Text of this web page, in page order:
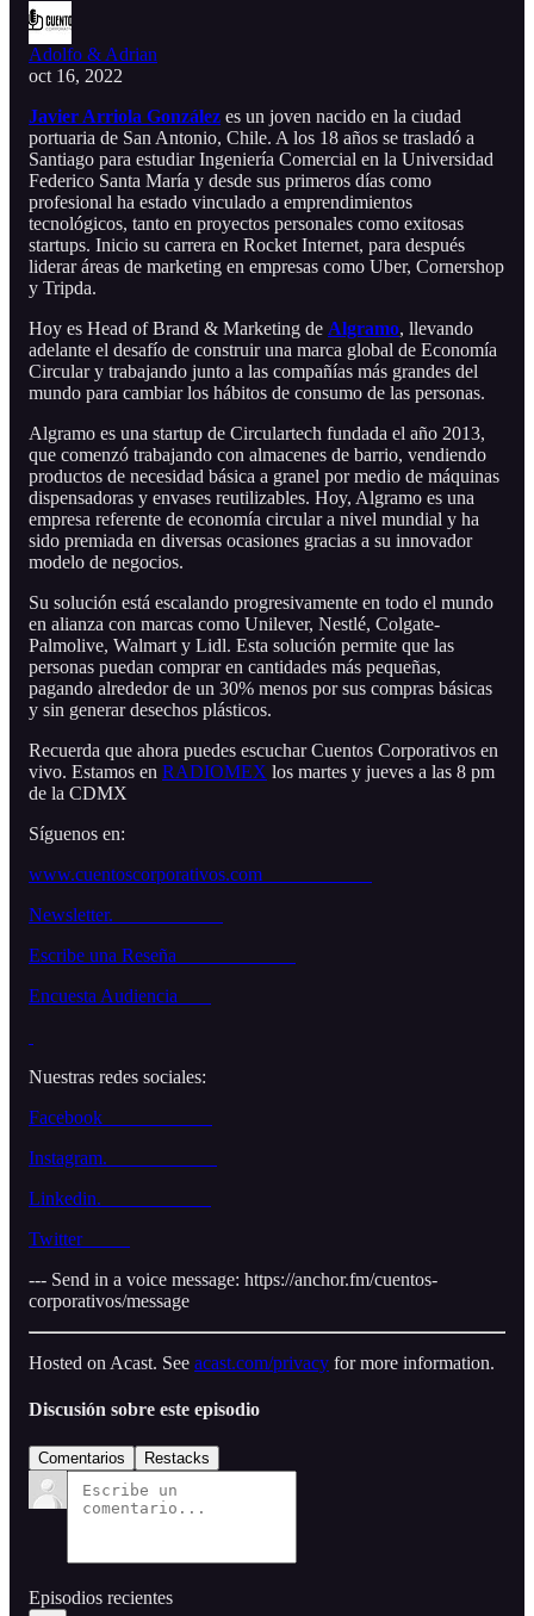
Adolfo & Adrian
oct 16, 2022
Javier Arriola González es un joven nacido en la ciudad
portuaria de San Antonio, Chile. A los 18 años se trasladó a
Santiago para estudiar Ingeniería Comercial en la Universidad
Federico Santa María y desde sus primeros días como
profesional ha estado vinculado a emprendimientos
tecnológicos, tanto en proyectos personales como exitosas
startups. Inicio su carrera en Rocket Internet, para después
liderar áreas de marketing en empresas como Uber, Cornershop
y Tripda.
Hoy es Head of Brand & Marketing de Algramo, llevando
adelante el desafío de construir una marca global de Economía
Circular y trabajando junto a las compañías más grandes del
mundo para cambiar los hábitos de consumo de las personas.
Algramo es una startup de Circulartech fundada el año 2013,
que comenzó trabajando con almacenes de barrio, vendiendo
productos de necesidad básica a granel por medio de máquinas
dispensadoras y envases reutilizables. Hoy, Algramo es una
empresa referente de economía circular a nivel mundial y ha
sido premiada en diversas ocasiones gracias a su innovador
modelo de negocios.
Su solución está escalando progresivamente en todo el mundo
en alianza con marcas como Unilever, Nestlé, Colgate-
Palmolive, Walmart y Lidl. Esta solución permite que las
personas puedan comprar en cantidades más pequeñas,
pagando alrededor de un 30% menos por sus compras básicas
y sin generar desechos plásticos.
Recuerda que ahora puedes escuchar Cuentos Corporativos en
vivo. Estamos en RADIOMEX los martes y jueves a las 8 pm
de la CDMX
Síguenos en:
www.cuentoscorporativos.com
Newsletter.
Escribe una Reseña
Encuesta Audiencia
Nuestras redes sociales:
Facebook
Instagram.
Linkedin.
Twitter
--- Send in a voice message: https://anchor.fm/cuentos-
corporativos/message
Hosted on Acast. See acast.com/privacy for more information.
Discusión sobre este episodio
Comentarios Restacks
Episodios recientes